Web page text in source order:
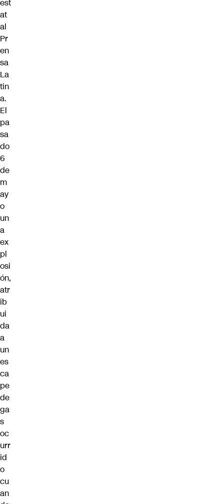
est
at
al
Pr
en
sa
La
tin
a.
El
pa
sa
do
6
de
m
ay
o
un
a
ex
pl
osi
ón,
atr
ib
ui
da
a
un
es
ca
pe
de
ga
s
oc
urr
id
o
cu
an